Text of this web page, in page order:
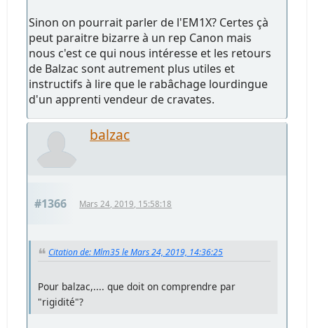
Sinon on pourrait parler de l'EM1X? Certes çà
peut paraitre bizarre à un rep Canon mais
nous c'est ce qui nous intéresse et les retours
de Balzac sont autrement plus utiles et
instructifs à lire que le rabâchage lourdingue
d'un apprenti vendeur de cravates.
balzac
#1366 Mars 24, 2019, 15:58:18
Citation de: Mlm35 le Mars 24, 2019, 14:36:25
Pour balzac,.... que doit on comprendre par
"rigidité"?